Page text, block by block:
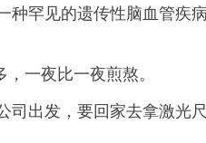
罕见的遗传性脑血管疾
一夜比一夜煎熬。
出发，要回家去拿激光